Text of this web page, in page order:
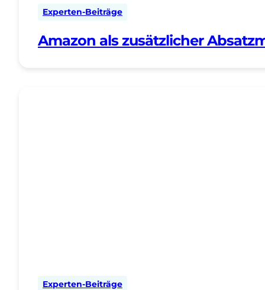
Experten-Beiträge
Amazon als zusätzlicher
Experten-Beiträge